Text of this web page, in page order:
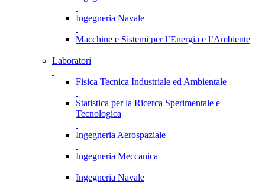
Ingegneria Navale
Macchine e Sistemi per l’Energia e l’Ambiente
Laboratori
Fisica Tecnica Industriale ed Ambientale
Statistica per la Ricerca Sperimentale e
Tecnologica
Ingegneria Aerospaziale
Ingegneria Meccanica
Ingegneria Navale